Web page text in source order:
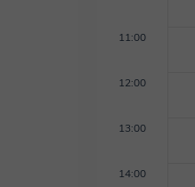
11:00
12:00
13:00
14:00